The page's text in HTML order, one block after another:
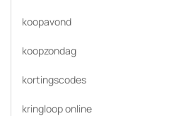
koopavond
koopzondag
kortingscodes
kringloop online